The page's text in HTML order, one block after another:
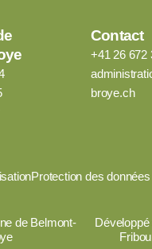
Contact
+41 26 672
broye.ch
Protection des données
de Belmont-